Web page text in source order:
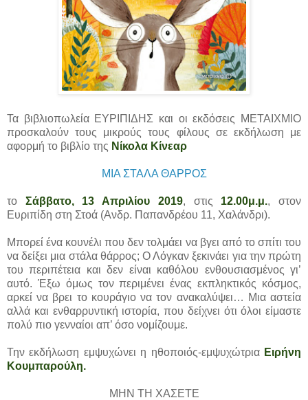
Τα βιβλιοπωλεία ΕΥΡΙΠΙΔΗΣ και οι εκδόσεις ΜΕΤΑΙΧΜΙΟ
προσκαλούν τους μικρούς τους φίλους σε εκδήλωση με
αφορμή το βιβλίο της Νίκολα Κίνεαρ
ΜΙΑ ΣΤΑΛΑ ΘΑΡΡΟΣ
το Σάββατο, 13 Απριλίου 2019, στις 12.00μ.μ., στον
Ευριπίδη στη Στοά (Ανδρ. Παπανδρέου 11, Χαλάνδρι).
Μπορεί ένα κουνέλι που δεν τολμάει να βγει από το σπίτι του
να δείξει μια στάλα θάρρος; Ο Λόγκαν ξεκινάει για την πρώτη
του περιπέτεια και δεν είναι καθόλου ενθουσιασμένος γι’
αυτό. Έξω όμως τον περιμένει ένας εκπληκτικός κόσμος,
αρκεί να βρει το κουράγιο να τον ανακαλύψει… Μια αστεία
αλλά και ενθαρρυντική ιστορία, που δείχνει ότι όλοι είμαστε
πολύ πιο γενναίοι απ’ όσο νομίζουμε.
Την εκδήλωση εμψυχώνει η ηθοποιός-εμψυχώτρια Ειρήνη
Κουμπαρούλη.
ΜΗΝ ΤΗ ΧΑΣΕΤΕ